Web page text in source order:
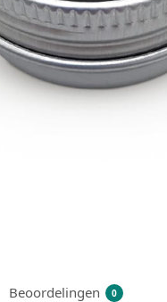
Beoordelingen 0